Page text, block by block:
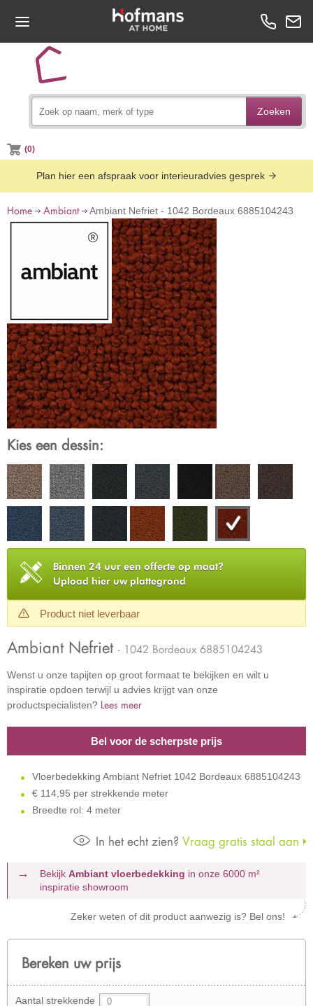
Zoeken
(0)
Plan hier een afspraak voor interieuradvies gesprek
Home Ambiant Ambiant Nefriet - 1042 Bordeaux 6885104243
Kies een dessin:
Binnen 24 uur een offerte op maat?
Upload hier uw plattegrond
Product niet leverbaar
Ambiant Nefriet - 1042 Bordeaux 6885104243
Wenst u onze tapijten op groot formaat te bekijken en wilt u
inspiratie opdoen terwijl u advies krijgt van onze
productspecialisten? Lees meer
Bel voor de scherpste prijs
Vloerbedekking Ambiant Nefriet 1042 Bordeaux 6885104243
€ 114,95 per strekkende meter
Breedte rol: 4 meter
In het echt zien? Vraag gratis staal aan
Bekijk Ambiant vloerbedekking in onze 6000 m²
inspiratie showroom
Zeker weten of dit product aanwezig is? Bel ons!
Bereken uw prijs
Aantal strekkende